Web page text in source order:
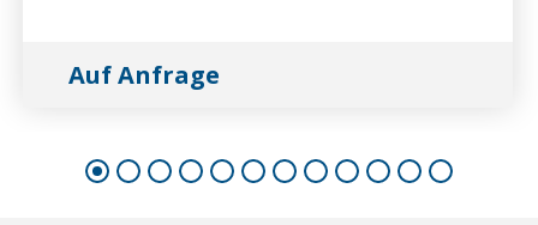
Auf Anfrage